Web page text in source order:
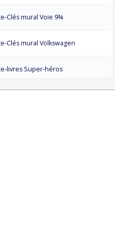
Clés mural Voie 9¾
Clés mural Volkswagen
livres Super-héros